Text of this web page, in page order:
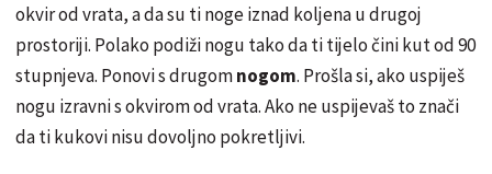
okvir od vrata, a da su ti noge iznad koljena u drugoj
prostoriji. Polako podiži nogu tako da ti tijelo čini kut od 90
stupnjeva. Ponovi s drugomnogom. Prošla si, ako uspiješ
nogu izravni s okvirom od vrata. Ako ne uspijevaš to znači
da ti kukovi nisu dovoljno pokretljivi.